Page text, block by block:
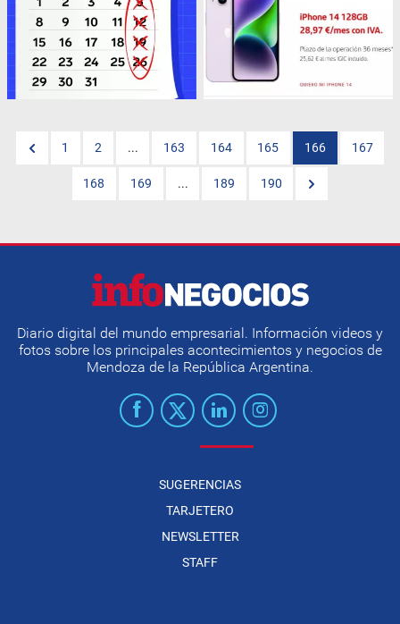
1 2 ... 163 164 165 166 167
168 169 ... 189 190
Diario digital del mundo empresarial. Información videos y
fotos sobre los principales acontecimientos y negocios de
Mendoza de la República Argentina.
SUGERENCIAS
TARJETERO
NEWSLETTER
STAFF